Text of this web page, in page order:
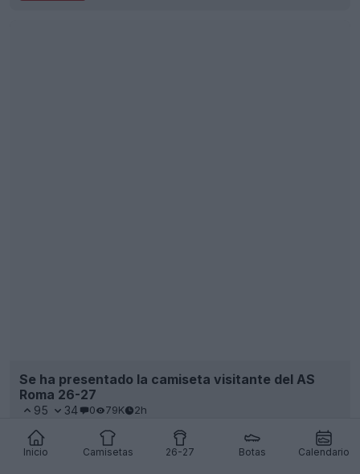
Inicio Camisetas 26-27 Botas Calendario
Se ha presentado la camiseta visitante del AS
Roma 26-27
95 34 0 79K 2h